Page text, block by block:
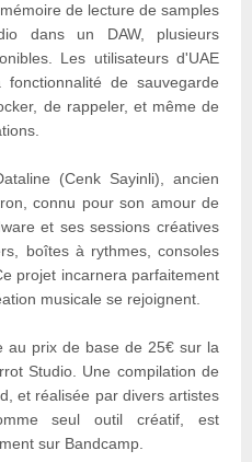
de lecture de samples
dans un DAW, plusieurs
Les utilisateurs d'UAE
de sauvegarde
de rappeler, et même de
(Cenk Sayinli), ancien
connu pour son amour de
et ses sessions créatives
boîtes à rythmes, consoles
projet incarnera parfaitement
musicale se rejoignent.
au prix de base de 25€ sur la
Studio. Une compilation de
et réalisée par divers artistes
seul outil créatif, est
sur Bandcamp.